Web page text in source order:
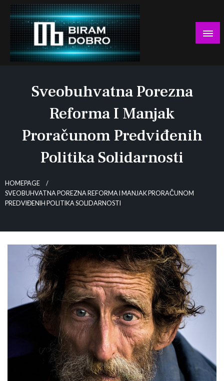
Skip
content
Sveobuhvatna Porezna
Reforma I Manjak
Proračunom Predviđenih
Politika Solidarnosti
HOMEPAGE
SVEOBUHVATNA POREZNA REFORMA I MANJAK PRORAČUNOM
PREDVIĐENIH POLITIKA SOLIDARNOSTI